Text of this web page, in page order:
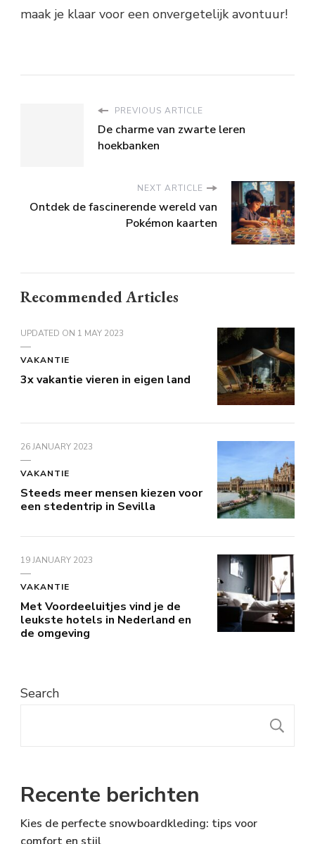
maak je klaar voor een onvergetelijk avontuur!
PREVIOUS ARTICLE
De charme van zwarte leren
hoekbanken
NEXT ARTICLE
Ontdek de fascinerende wereld van
Pokémon kaarten
Recommended Articles
UPDATED ON 1 MAY 2023
VAKANTIE
3x vakantie vieren in eigen land
26 JANUARY 2023
VAKANTIE
Steeds meer mensen kiezen voor
een stedentrip in Sevilla
19 JANUARY 2023
VAKANTIE
Met Voordeeluitjes vind je de
leukste hotels in Nederland en
de omgeving
Search
Recente berichten
Kies de perfecte snowboardkleding: tips voor